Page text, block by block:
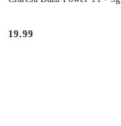
Cena:
19.99